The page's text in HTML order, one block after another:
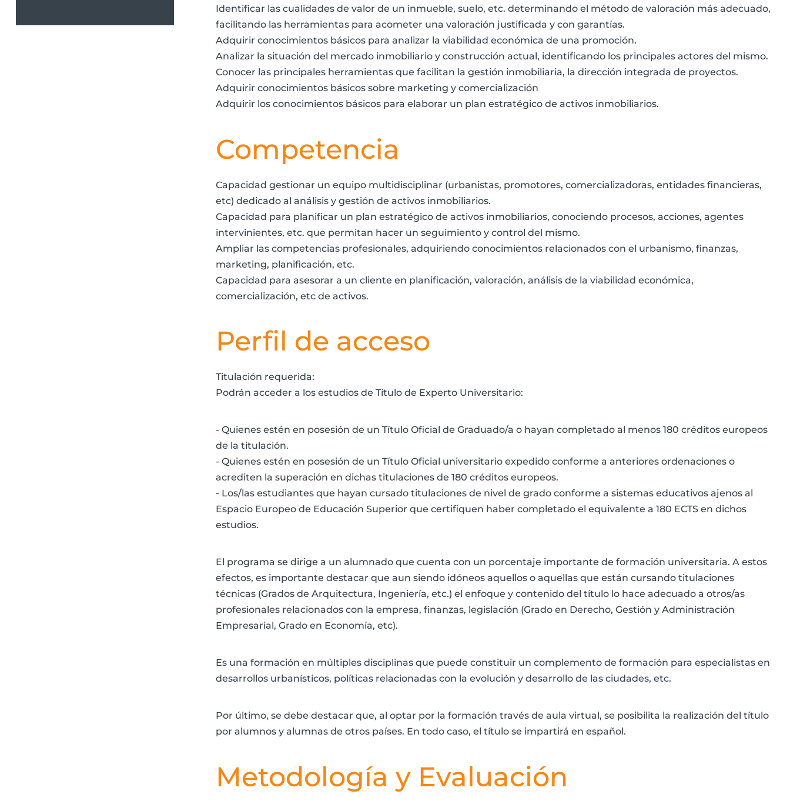
Identificar las cualidades de valor de un inmueble, suelo, etc. determinando el método de valoración más adecuado,
facilitando las herramientas para acometer una valoración justificada y con garantías.
Adquirir conocimientos básicos para analizar la viabilidad económica de una promoción.
Analizar la situación del mercado inmobiliario y construcción actual, identificando los principales actores del mismo.
Conocer las principales herramientas que facilitan la gestión inmobiliaria, la dirección integrada de proyectos.
Adquirir conocimientos básicos sobre marketing y comercialización
Adquirir los conocimientos básicos para elaborar un plan estratégico de activos inmobiliarios.
Competencia
Capacidad gestionar un equipo multidisciplinar (urbanistas, promotores, comercializadoras, entidades financieras,
etc) dedicado al análisis y gestión de activos inmobiliarios.
Capacidad para planificar un plan estratégico de activos inmobiliarios, conociendo procesos, acciones, agentes
intervinientes, etc. que permitan hacer un seguimiento y control del mismo.
Ampliar las competencias profesionales, adquiriendo conocimientos relacionados con el urbanismo, finanzas,
marketing, planificación, etc.
Capacidad para asesorar a un cliente en planificación, valoración, análisis de la viabilidad económica,
comercialización, etc de activos.
Perfil de acceso
Titulación requerida:
Podrán acceder a los estudios de Título de Experto Universitario:
- Quienes estén en posesión de un Título Oficial de Graduado/a o hayan completado al menos 180 créditos europeos
de la titulación.
- Quienes estén en posesión de un Título Oficial universitario expedido conforme a anteriores ordenaciones o
acrediten la superación en dichas titulaciones de 180 créditos europeos.
- Los/las estudiantes que hayan cursado titulaciones de nivel de grado conforme a sistemas educativos ajenos al
Espacio Europeo de Educación Superior que certifiquen haber completado el equivalente a 180 ECTS en dichos
estudios.
El programa se dirige a un alumnado que cuenta con un porcentaje importante de formación universitaria. A estos
efectos, es importante destacar que aun siendo idóneos aquellos o aquellas que están cursando titulaciones
técnicas (Grados de Arquitectura, Ingeniería, etc.) el enfoque y contenido del título lo hace adecuado a otros/as
profesionales relacionados con la empresa, finanzas, legislación (Grado en Derecho, Gestión y Administración
Empresarial, Grado en Economía, etc).
Es una formación en múltiples disciplinas que puede constituir un complemento de formación para especialistas en
desarrollos urbanísticos, políticas relacionadas con la evolución y desarrollo de las ciudades, etc.
Por último, se debe destacar que, al optar por la formación través de aula virtual, se posibilita la realización del título
por alumnos y alumnas de otros países. En todo caso, el título se impartirá en español.
Metodología y Evaluación